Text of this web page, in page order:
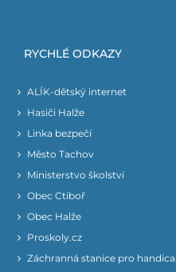
RYCHLÉ ODKAZY
ALÍK-dětský internet
Hasiči Halže
Linka bezpečí
Město Tachov
Ministerstvo školství
Obec Ctiboř
Obec Halže
Proskoly.cz
Záchranná stanice pro